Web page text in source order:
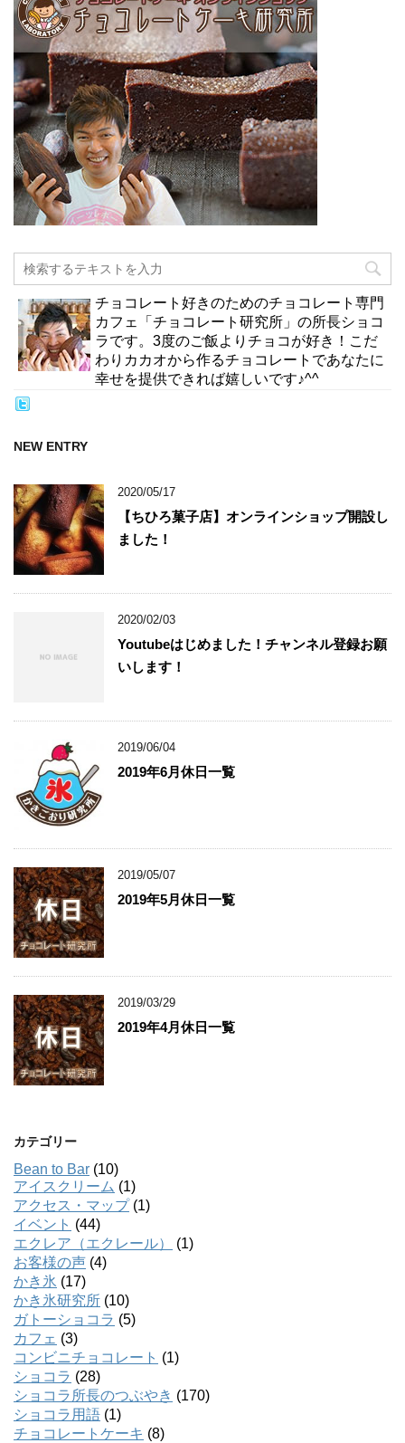
チョコレート好きのためのチョコレート専門
カフェ「チョコレート研究所」の所長ショコ
ラです。3度のご飯よりチョコが好き！こだ
わりカカオから作るチョコレートであなたに
幸せを提供できれば嬉しいです♪^^
NEW ENTRY
2020/05/17
【ちひろ菓子店】オンラインショップ開設し
ました！
2020/02/03
Youtubeはじめました！チャンネル登録お願
いします！
2019/06/04
2019年6月休日一覧
2019/05/07
2019年5月休日一覧
2019/03/29
2019年4月休日一覧
カテゴリー
Bean to Bar (10)
アイスクリーム (1)
アクセス・マップ(1)
イベント (44)
エクレア（エクレール）
(1)
お客様の声 (4)
かき氷 (17)
かき氷研究所 (10)
ガトーショコラ (5)
カフェ (3)
コンビニチョコレート (1)
ショコラ (28)
ショコラ所長のつぶやき (170)
ショコラ用語 (1)
チョコレートケーキ (8)